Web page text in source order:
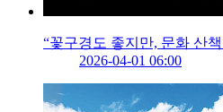
“꽃구경도 좋지만, 문화 산
2026-04-01 06:00